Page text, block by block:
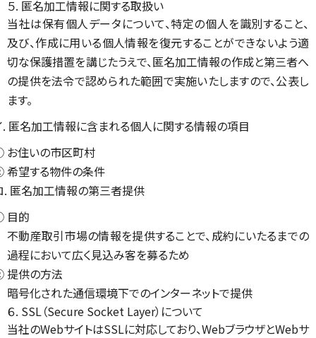
５. 匿名加工情報に関する取扱い
当社は保有個人データについて、特定の個人を識別すること、
及び、作成に用いる個人情報を復元することができないよう適
切な保護措置を講じたうえで、匿名加工情報の作成と第三者へ
の提供を法令で認められた範囲で実施いたしますので、公表し
ます。
. 匿名加工情報に含まれる個人に関する情報の項目
住いの市区町村
望する物件の条件
. 匿名加工情報の第三者提供
目的
不動産取引市場の情報を提供することで、成約にいたるまでの
過程において広く見込み客を募るため
供の方法
暗号化された通信環境下でのインターネットで提供
６. SSL（Secure Socket Layer）について
当社のWebサイトはSSLに対応しており、WebブラウザとWebサ